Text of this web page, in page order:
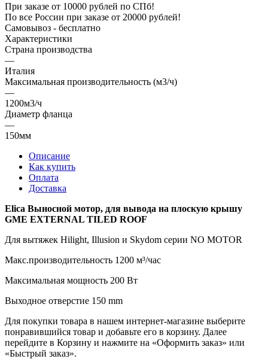
При заказе от 10000 рублей по СПб!
По все России при заказе от 20000 рублей!
Самовывоз - бесплатно
Характеристики
Страна производства
—
Италия
Максимальная производительность (м3/ч)
—
1200м3/ч
Диаметр фланца
—
150мм
Описание
Как купить
Оплата
Доставка
Elica Выносной мотор, для вывода на плоскую крышу
GME EXTERNAL TILED ROOF
Для вытяжек Hilight, Illusion и Skydom серии NO MOTOR
Макс.производительность 1200 м³/час
Максимальная мощность 200 Вт
Выходное отверстие 150 mm
Для покупки товара в нашем интернет-магазине выберите
понравившийся товар и добавьте его в корзину. Далее
перейдите в Корзину и нажмите на «Оформить заказ» или
«Быстрый заказ».